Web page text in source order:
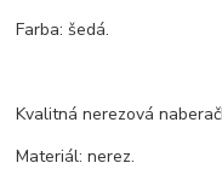
Farba: šedá.
Kvalitná nerezová
Materiál: nerez.